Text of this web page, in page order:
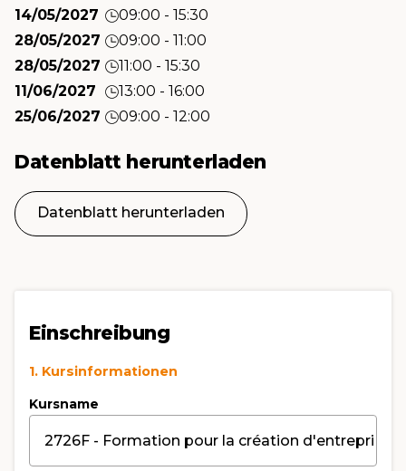
14/05/2027
09:00 - 15:30
28/05/2027
09:00 - 11:00
28/05/2027
11:00 - 15:30
11/06/2027
13:00 - 16:00
25/06/2027
09:00 - 12:00
Datenblatt herunterladen
Datenblatt herunterladen
Einschreibung
1. Kursinformationen
Kursname